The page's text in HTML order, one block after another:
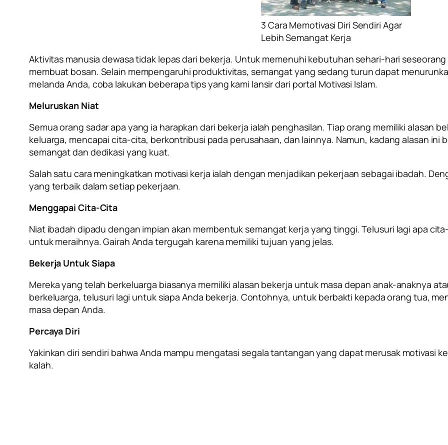
3 Cara Memotivasi Diri Sendiri Agar
Lebih Semangat Kerja
Aktivitas manusia dewasa tidak lepas dari bekerja. Untuk memenuhi kebutuhan sehari-hari
membuat bosan. Selain mempengaruhi produktivitas, semangat yang sedang turun dapat
melanda Anda, coba lakukan beberapa tips yang kami lansir dari portal Motivasi Islam.
Meluruskan Niat
Semua orang sadar apa yang ia harapkan dari bekerja ialah penghasilan. Tiap orang memiliki alasan
keluarga, mencapai cita-cita, berkontribusi pada perusahaan, dan lainnya. Namun, kadang alasan ini
semangat dan dedikasi yang kuat.
Salah satu cara meningkatkan motivasi kerja ialah dengan menjadikan pekerjaan sebagai ibadah.
yang terbaik dalam setiap pekerjaan.
Menggapai Cita-Cita
Niat ibadah dipadu dengan impian akan membentuk semangat kerja yang tinggi. Telusuri lagi apa
untuk meraihnya. Gairah Anda tergugah karena memiliki tujuan yang jelas.
Bekerja Untuk Siapa
Mereka yang telah berkeluarga biasanya memiliki alasan bekerja untuk masa depan anak-anaknya
berkeluarga, telusuri lagi untuk siapa Anda bekerja. Contohnya, untuk berbakti kepada orang tua,
masa depan Anda.
Percaya Diri
Yakinkan diri sendiri bahwa Anda mampu mengatasi segala tantangan yang dapat merusak motivasi
kalah.